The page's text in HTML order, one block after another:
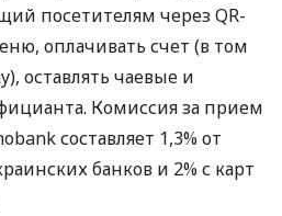
посетителям через QR-
оплачивать счет (в том
оставлять чаевые и
Комиссия за прием
составляет 1,3% от
банков и 2% с карт